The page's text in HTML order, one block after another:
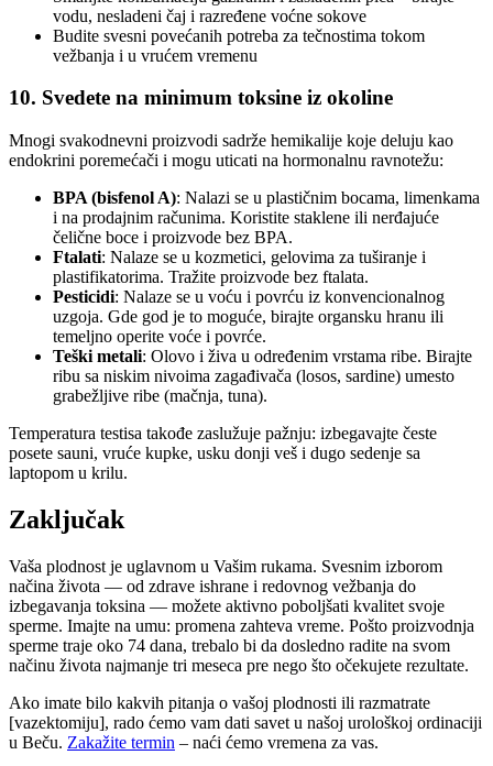
vodu, nesladeni čaj i razređene voćne sokove
Budite svesni povećanih potreba za tečnostima tokom
vežbanja i u vrućem vremenu
10. Svedete na minimum toksine iz okoline
Mnogi svakodnevni proizvodi sadrže hemikalije koje deluju kao
endokrini poremećači i mogu uticati na hormonalnu ravnotežu:
BPA (bisfenol A): Nalazi se u plastičnim bocama, limenkama
i na prodajnim računima. Koristite staklene ili nerđajuće
čelične boce i proizvode bez BPA.
Ftalati: Nalaze se u kozmetici, gelovima za tuširanje i
plastifikatorima. Tražite proizvode bez ftalata.
Pesticidi: Nalaze se u voću i povrću iz konvencionalnog
uzgoja. Gde god je to moguće, birajte organsku hranu ili
temeljno operite voće i povrće.
Teški metali: Olovo i živa u određenim vrstama ribe. Birajte
ribu sa niskim nivoima zagađivača (losos, sardine) umesto
grabežljive ribe (mačnja, tuna).
Temperatura testisa takođe zaslužuje pažnju: izbegavajte česte
posete sauni, vruće kupke, usku donji veš i dugo sedenje sa
laptopom u krilu.
Zaključak
Vaša plodnost je uglavnom u Vašim rukama. Svesnim izborom
načina života — od zdrave ishrane i redovnog vežbanja do
izbegavanja toksina — možete aktivno poboljšati kvalitet svoje
sperme. Imajte na umu: promena zahteva vreme. Pošto proizvodnja
sperme traje oko 74 dana, trebalo bi da dosledno radite na svom
načinu života najmanje tri meseca pre nego što očekujete rezultate.
Ako imate bilo kakvih pitanja o vašoj plodnosti ili razmatrate
[vazektomiju], rado ćemo vam dati savet u našoj urološkoj ordinaciji
u Beču. Zakažite termin – naći ćemo vremena za vas.